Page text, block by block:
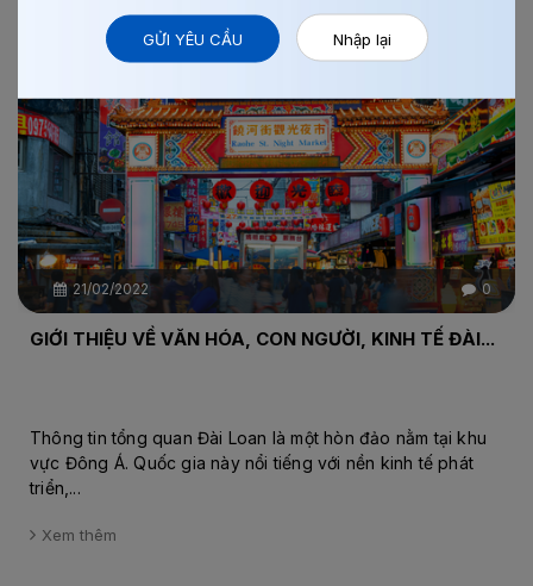
21/02/2022 0
Chi tiết
GIỚI THIỆU VỀ VĂN HÓA, CON NGƯỜI, KINH TẾ ĐÀI...
Thông tin tổng quan Đài Loan là một hòn đảo nằm tại khu
vực Đông Á. Quốc gia này nổi tiếng với nền kinh tế phát
triển,...
Xem thêm
GỬI YÊU CẦU Nhập lại